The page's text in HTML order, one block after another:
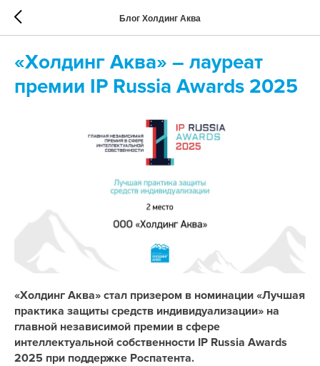
Блог Холдинг Аква
«Холдинг Аква» – лауреат
премии IP Russia Awards 2025
«Холдинг Аква» стал призером в номинации «Лучшая
практика защиты средств индивидуализации» на
главной независимой премии в сфере
интеллектуальной собственности IP Russia Awards
2025 при поддержке Роспатента.